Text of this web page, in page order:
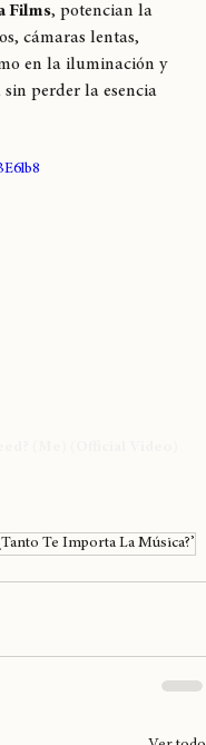
U Need? (me)" y "Vas a
Films, potencian la
cámaras lentas,
en la iluminación y
perder la esencia
(Me) (Official Video)
Te Importa La Música?’